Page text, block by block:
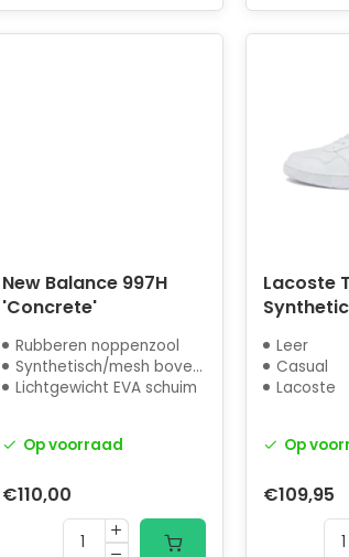
New Balance 997H
'Concrete'
Rubberen noppenzool
Synthetisch/mesh bovenwerk
Lichtgewicht EVA schuim
Op voorraad
€110,00
Lacoste
Leer
Casual
Lacoste
Op
€109,95